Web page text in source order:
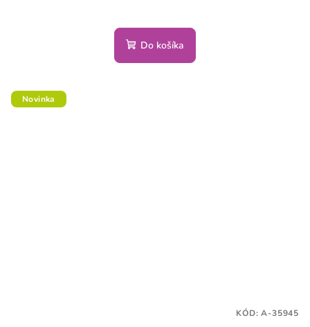
Do košíka
Novinka
KÓD:A-35945